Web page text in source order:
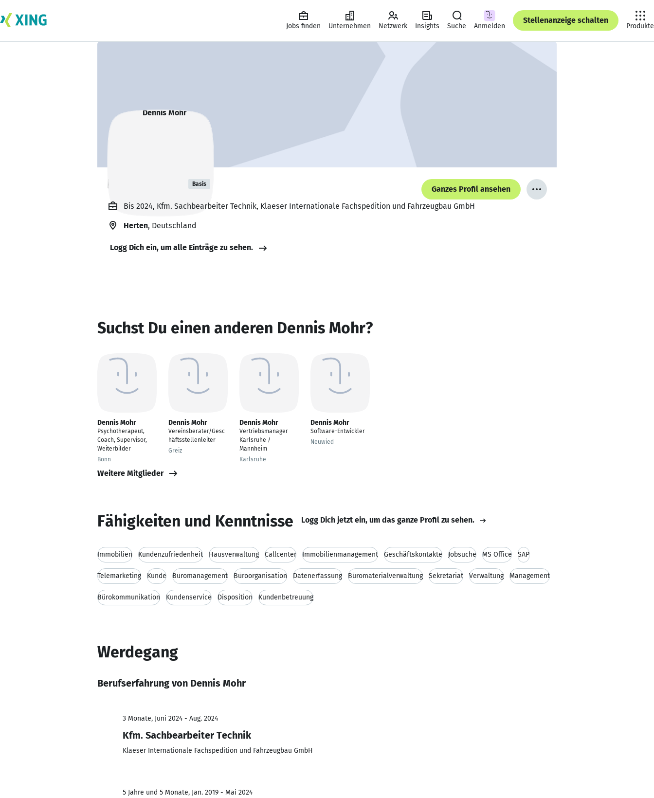
Jobs finden Unternehmen Netzwerk Insights Suche Anmelden
Stellenanzeige schalten
Produkte
Dennis Mohr Basis
Ganzes Profil ansehen
Bis 2024, Kfm. Sachbearbeiter Technik, Klaeser Internationale Fachspedition und Fahrzeugbau GmbH
Herten, Deutschland
Logg Dich ein, um alle Einträge zu sehen.
Suchst Du einen anderen Dennis Mohr?
Dennis Mohr
Psychotherapeut,
Coach, Supervisor,
Weiterbilder
Bonn
Dennis Mohr
Vereinsberater/Gesc
häftsstellenleiter
Greiz
Dennis Mohr
Vertriebsmanager
Karlsruhe /
Mannheim
Karlsruhe
Dennis Mohr
Software-Entwickler
Neuwied
Weitere Mitglieder
Fähigkeiten und Kenntnisse Logg Dich jetzt ein, um das ganze Profil zu sehen.
Immobilien Kundenzufriedenheit Hausverwaltung Callcenter Immobilienmanagement Geschäftskontakte Jobsuche MS Office SAP
Telemarketing Kunde Büromanagement Büroorganisation Datenerfassung Büromaterialverwaltung Sekretariat Verwaltung Management
Bürokommunikation Kundenservice Disposition Kundenbetreuung
Werdegang
Berufserfahrung von Dennis Mohr
3 Monate, Juni 2024 - Aug. 2024
Kfm. Sachbearbeiter Technik
Klaeser Internationale Fachspedition und Fahrzeugbau GmbH
5 Jahre und 5 Monate, Jan. 2019 - Mai 2024